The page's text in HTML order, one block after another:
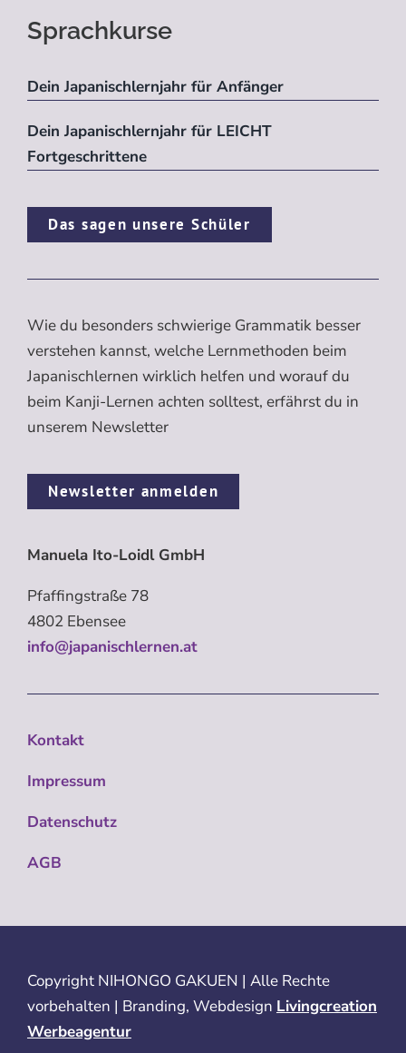
Sprachkurse
Dein Japanischlernjahr für Anfänger
Dein Japanischlernjahr für LEICHT
Fortgeschrittene
Das sagen unsere Schüler
Wie du besonders schwierige Grammatik besser
verstehen kannst, welche Lernmethoden beim
Japanischlernen wirklich helfen und worauf du
beim Kanji-Lernen achten solltest, erfährst du in
unserem Newsletter
Newsletter anmelden
Manuela Ito-Loidl GmbH
Pfaffingstraße 78
4802 Ebensee
info@japanischlernen.at
Kontakt
Impressum
Datenschutz
AGB
Copyright NIHONGO GAKUEN | Alle Rechte
vorbehalten | Branding, Webdesign Livingcreation
Werbeagentur